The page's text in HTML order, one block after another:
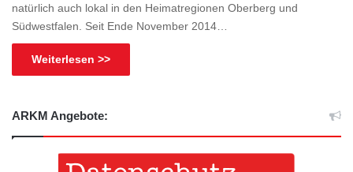
natürlich auch lokal in den Heimatregionen Oberberg und
Südwestfalen. Seit Ende November 2014…
Weiterlesen >>
ARKM Angebote: